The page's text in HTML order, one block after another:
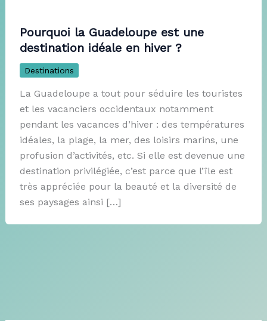
Pourquoi la Guadeloupe est une
destination idéale en hiver ?
Destinations
La Guadeloupe a tout pour séduire les touristes
et les vacanciers occidentaux notamment
pendant les vacances d’hiver : des températures
idéales, la plage, la mer, des loisirs marins, une
profusion d’activités, etc. Si elle est devenue une
destination privilégiée, c’est parce que l’île est
très appréciée pour la beauté et la diversité de
ses paysages ainsi […]